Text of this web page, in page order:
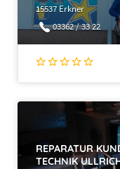
15537 Erkner
03362 / 33 22
REPARATUR
TECHNIK